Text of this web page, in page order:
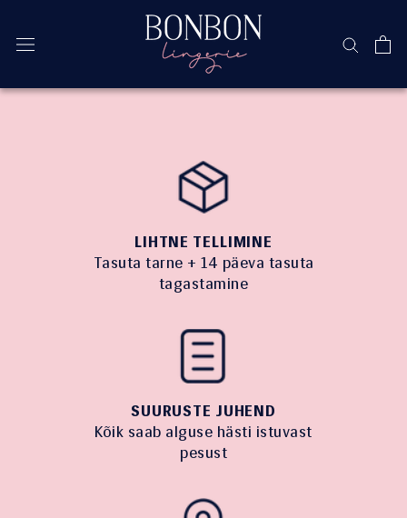
vahele
LIHTNE TELLIMINE
Tasuta tarne + 14 päeva tasuta
tagastamine
SUURUSTE JUHEND
Kõik saab alguse hästi istuvast
pesust